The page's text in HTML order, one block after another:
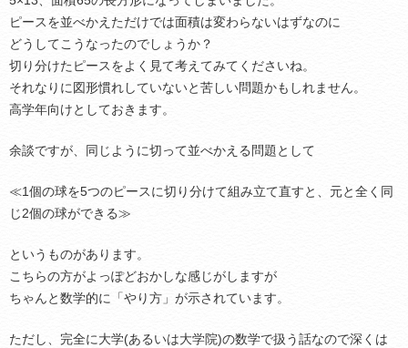
ピースを並べかえただけでは面積は変わらないはずなのに
どうしてこうなったのでしょうか？
切り分けたピースをよく見て考えてみてくださいね。
それなりに図形慣れしていないと苦しい問題かもしれません。
高学年向けとしておきます。
余談ですが、同じように切って並べかえる問題として
≪1個の球を5つのピースに切り分けて組み立て直すと、元と全く同
じ2個の球ができる≫
というものがあります。
こちらの方がよっぽどおかしな感じがしますが
ちゃんと数学的に「やり方」が示されています。
ただし、完全に大学(あるいは大学院)の数学で扱う話なので深くは